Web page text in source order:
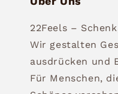
22Feels –
Wir gestalten
ausdrücken und
Für Menschen,